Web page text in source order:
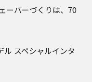
ーバーづくりは、70
ル スペシャルインタ